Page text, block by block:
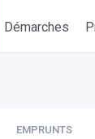
Démarches
EMPRUNTS